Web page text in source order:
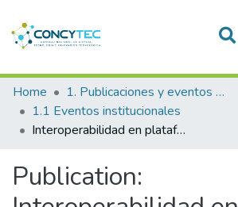
Communities & Collections
Research Outputs
People
Home
1. Publicaciones y eventos institucionales
1.1 Eventos institucionales
Interoperabilidad en plataformas de información: La experiencia del proyecto ELINF en Cuba
Publication: